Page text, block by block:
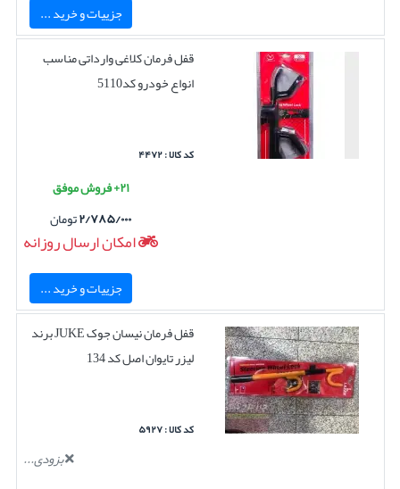
جزییات و خرید ...
قفل فرمان کلاغی وارداتی مناسب
انواع خودرو کد5110
کد کالا : ۴۴۷۲
۲۱+ فروش موفق
۲/۷۸۵/۰۰۰تومان
امکان ارسال روزانه
جزییات و خرید ...
قفل فرمان نیسان جوک JUKE برند
لیزر تایوان اصل کد 134
کد کالا : ۵۹۲۷
بزودی...